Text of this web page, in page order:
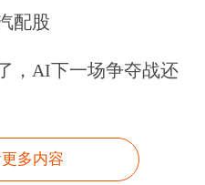
配股
，AI下一场争夺战还
多内容